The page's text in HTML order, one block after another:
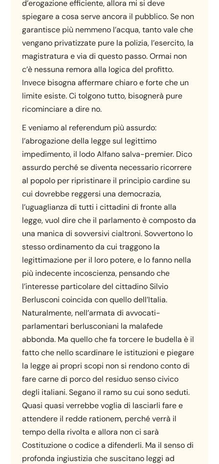
d’erogazione efficiente, allora mi si deve
spiegare a cosa serve ancora il pubblico. Se non
garantisce più nemmeno l’acqua, tanto vale che
vengano privatizzate pure la polizia, l’esercito, la
magistratura e via di questo passo. Ormai non
c’è nessuna remora alla logica del profitto.
Invece bisogna affermare chiaro e forte che un
limite esiste. Ci tolgono tutto, bisognerà pure
ricominciare a dire no.
E veniamo al referendum più assurdo:
l’abrogazione della legge sul legittimo
impedimento, il lodo Alfano salva-premier. Dico
assurdo perché se diventa necessario ricorrere
al popolo per ripristinare il principio cardine su
cui dovrebbe reggersi una democrazia,
l’uguaglianza di tutti i cittadini di fronte alla
legge, vuol dire che il parlamento è composto da
una manica di sovversivi cialtroni. Sovvertono lo
stesso ordinamento da cui traggono la
legittimazione per il loro potere, e lo fanno nella
più indecente incoscienza, pensando che
l’interesse particolare del cittadino Silvio
Berlusconi coincida con quello dell’Italia.
Naturalmente, nell’armata di avvocati-
parlamentari berlusconiani la malafede
abbonda. Ma quello che fa torcere le budella è il
fatto che nello scardinare le istituzioni e piegare
la legge ai propri scopi non si rendono conto di
fare carne di porco del residuo senso civico
degli italiani. Segano il ramo su cui sono seduti.
Quasi quasi verrebbe voglia di lasciarli fare e
attendere il redde rationem, perché verrà il
tempo della rivolta e allora non ci sarà
Costituzione o codice a difenderli. Ma il senso di
profonda ingiustizia che suscitano leggi ad